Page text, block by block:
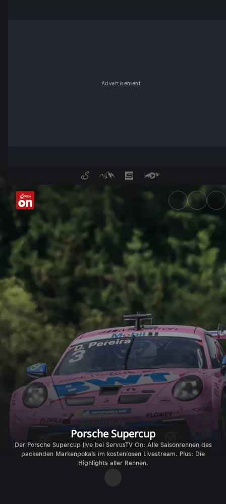
Advertisement
Porsche Supercup:
Porsche Supercup
Der Porsche Supercup live bei ServusTV On: Alle Saisonrennen des
packenden Markenpokals im kostenlosen Livestream. Plus: Die
Highlights aller Rennen.